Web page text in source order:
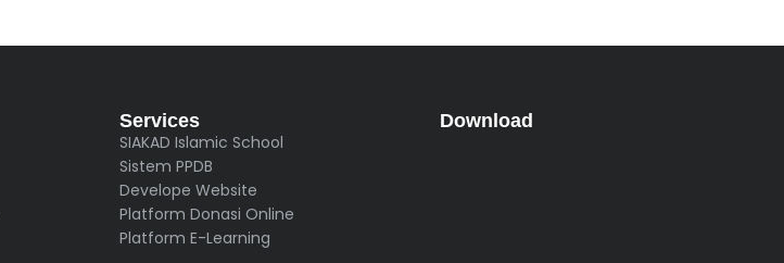
Services
SIAKAD Islamic School
Sistem PPDB
Develope Website
Platform Donasi Online
Platform E-Learning
Download